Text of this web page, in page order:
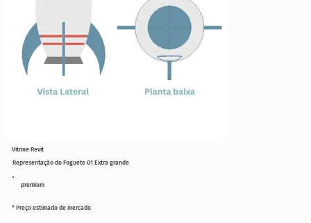
premium
Representação do Foguete 01 Extra grande
* Preço estimado de mercado
Vitrine Revit